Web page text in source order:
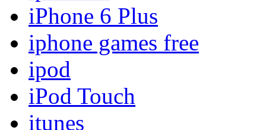
iPhone 6 Plus
iphone games free
ipod
iPod Touch
itunes